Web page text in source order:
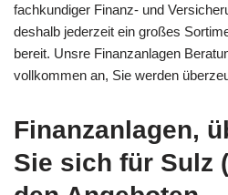
fachkundiger Finanz- und
deshalb jederzeit ein großes
bereit. Unsre Finanzanlagen
vollkommen an, Sie werden
Finanzanlagen,
Sie sich für Sulz